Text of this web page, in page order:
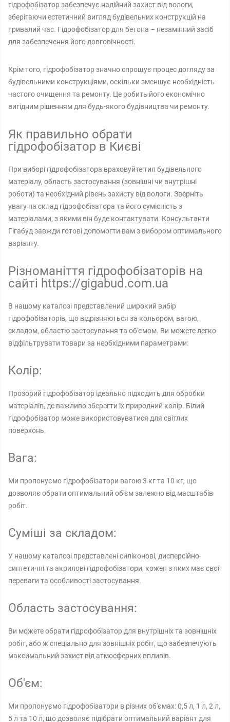
гідрофобізатор забезпечує надійний захист від вологи,
зберігаючи естетичний вигляд будівельних конструкцій на
тривалий час. Гідрофобізатор для бетона – незамінний засіб
для забезпечення його довговічності.
Крім того, гідрофобізатор значно спрощує процес догляду за
будівельними конструкціями, оскільки зменшує необхідність
частого очищення та ремонту. Це робить його економічно
вигідним рішенням для будь-якого будівництва чи ремонту.
Як правильно обрати
гідрофобізатор в Києві
При виборі гідрофобізатора враховуйте тип будівельного
матеріалу, область застосування (зовнішні чи внутрішні
роботи) та необхідний рівень захисту від вологи. Зверніть
увагу на склад гідрофобізатора та його сумісність з
матеріалами, з якими він буде контактувати. Консультанти
Гігабуд завжди готові допомогти вам з вибором оптимального
варіанту.
Різноманіття гідрофобізаторів на
сайті https://gigabud.com.ua
В нашому каталозі представлений широкий вибір
гідрофобізаторів, що відрізняються за кольором, вагою,
складом, областю застосування та об'ємом. Ви можете легко
відфільтрувати товари за необхідними параметрами:
Колір:
Прозорий гідрофобізатор ідеально підходить для обробки
матеріалів, де важливо зберегти їх природний колір. Білий
гідрофобізатор може використовуватися для світлих
поверхонь.
Вага:
Ми пропонуємо гідрофобізатори вагою 3 кг та 10 кг, що
дозволяє обрати оптимальний об'єм залежно від масштабів
робіт.
Суміші за складом:
У нашому каталозі представлені силіконові, дисперсійно-
синтетичні та акрилові гідрофобізатори, кожен з яких має свої
переваги та особливості застосування.
Область застосування:
Ви можете обрати гідрофобізатор для внутрішніх та зовнішніх
робіт, або ж спеціально для зовнішніх робіт, що забезпечують
максимальний захист від атмосферних впливів.
Об'єм:
Ми пропонуємо гідрофобізатори в різних об'ємах: 0,5 л, 1 л, 2 л,
5 л та 10 л, що дозволяє підібрати оптимальний варіант для